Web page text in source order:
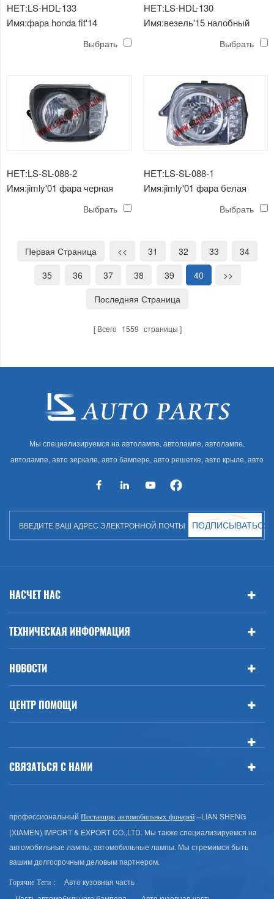
НЕТ:LS-HDL-133
Имя:фара honda fit'14
Выбрать
НЕТ:LS-HDL-130
Имя:везель'15 налобный
Выбрать
НЕТ:LS-SL-088-2
Имя:jimly'01 фара черная
Выбрать
НЕТ:LS-SL-088-1
Имя:jimly'01 фара белая
Выбрать
Первая Страница << 31 32 33
34
35
36 37 38 39 40
>>
Последняя Страница
Всего 1559 страницы
Мы специализируемся на автолампе, автолампе, автолампе,
автолампе, авто зеркале, авто бампере, авто решетке, авто крыле, авто
автозапчастей для Audi, VW, Benz, BMW
ПОДПИСЫВАТЬСЯ
НАСЧЕТ НАС
ТЕХНИЧЕСКАЯ ИНФОРМАЦИЯ
НОВОСТИ
ЦЕНТР ПОМОЩИ
СВЯЗАТЬСЯ С НАМИ
профессиональный Поставщик автомобильных фонарей--LIAN SHENG
(XIAMEN) IMPORT & EXPORT CO.,LTD. Мы также специализируемся на
автомобильные лампы, автомобильные лампы. Мы стремимся быть
вашим долгосрочным деловым партнером.
Горячие Теги :
Авто кузовная часть